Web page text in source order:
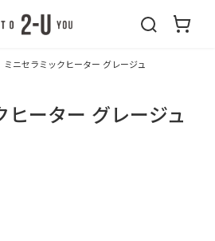
ミニセラミックヒーター グレージュ
ヒーター グレージュ